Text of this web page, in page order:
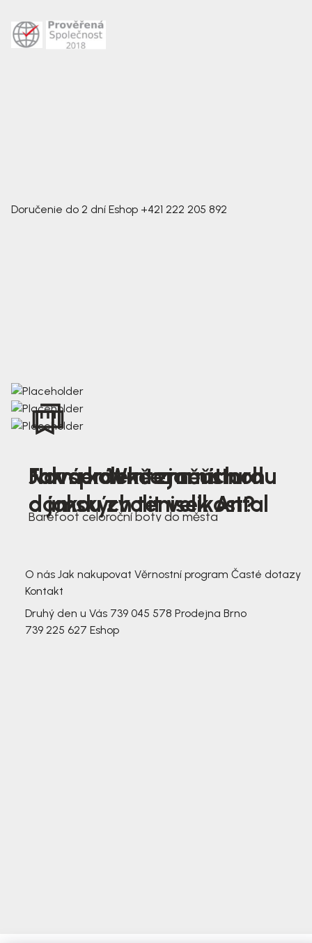
Doručenie do 2 dní Eshop +421 222 205 892
Nová kolekce jarních
dámských tenisek Antal
Jak správně změřit nohu
a jakou zvolit velikost?
Farmer Winter mustard
Barefoot celoroční boty do města
O nás Jak nakupovat Věrnostní program Časté dotazy
Kontakt
Druhý den u Vás 739 045 578 Prodejna Brno
739 225 627 Eshop